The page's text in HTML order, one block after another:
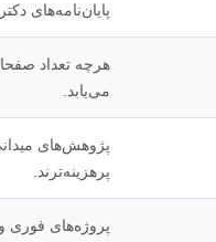
پایان‌نامه‌های
هرچه تعداد
می‌یابد.
پژوهش‌های
پرهزینه‌ترند.
پروژه‌های فوری و